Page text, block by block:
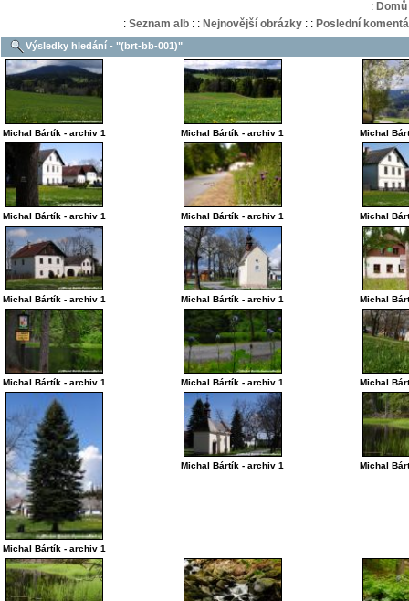
: Domů
: Seznam alb: : Nejnovější obrázky: : Poslední
Výsledky hledání - "(brt-bb-001)"
Michal Bártík - archiv 1 Michal Bártík - archiv 1 Michal
Michal Bártík - archiv 1 Michal Bártík - archiv 1 Michal
Michal Bártík - archiv 1 Michal Bártík - archiv 1 Michal
Michal Bártík - archiv 1 Michal Bártík - archiv 1 Michal
Michal Bártík - archiv 1
Michal Bártík - archiv 1 Michal